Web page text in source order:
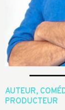
AUTEUR,
PRODUCTEUR